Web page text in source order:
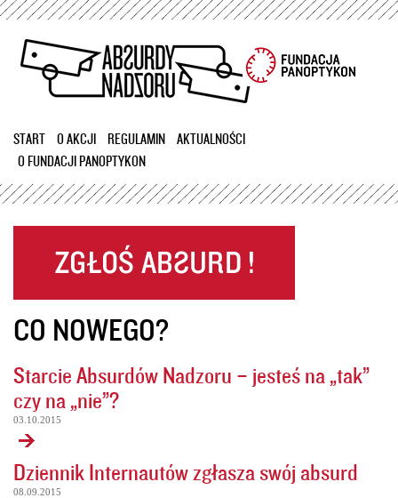
Przejdź
treści
START O AKCJI REGULAMIN
AKTUALNOŚCI
O FUNDACJI PANOPTYKON
CO NOWEGO?
Starcie Absurdów Nadzoru – jesteś na „tak”
czy na „nie”?
03.10.2015
Dziennik Internautów zgłasza swój absurd
08.09.2015